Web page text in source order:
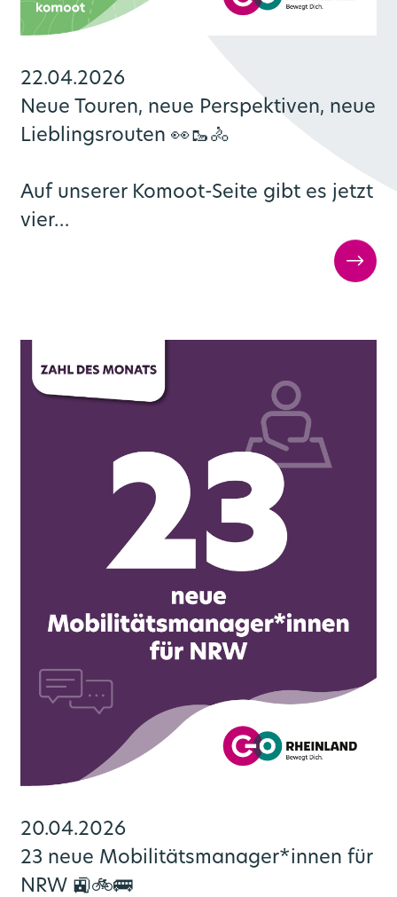
22.04.2026
Neue Touren, neue Perspektiven, neue
Lieblingsrouten 👀🥾🚴
Auf unserer Komoot-Seite gibt es jetzt
vier…
20.04.2026
23 neue Mobilitätsmanager*innen für
NRW 🚉🚲🚌
Zusatztickets
Umgezogen?